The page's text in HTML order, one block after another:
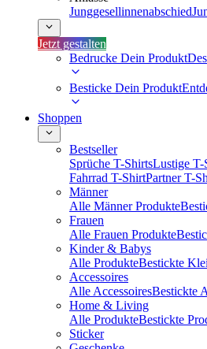
Junggesellinnenabschied
Jetzt gestalten
Bedrucke Dein Produkt
Besticke Dein Produkt
Shoppen
Bestseller
Sprüche T-ShirtsLustige T-
Fahrrad T-ShirtPartner T-
Männer
Alle Männer Produkte
Frauen
Alle Frauen Produkte
Kinder & Babys
Alle ProdukteBestickte
Accessoires
Alle AccessoiresBestickte
Home & Living
Alle ProdukteBestickte
Sticker